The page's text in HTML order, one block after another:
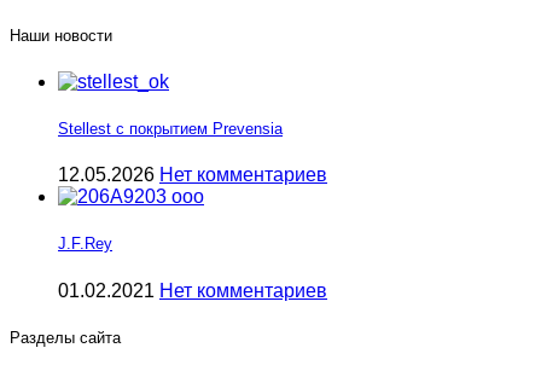
Наши новости
Stellest с покрытием Prevensia
12.05.2026 Нет комментариев
J.F.Rey
01.02.2021 Нет комментариев
Разделы сайта